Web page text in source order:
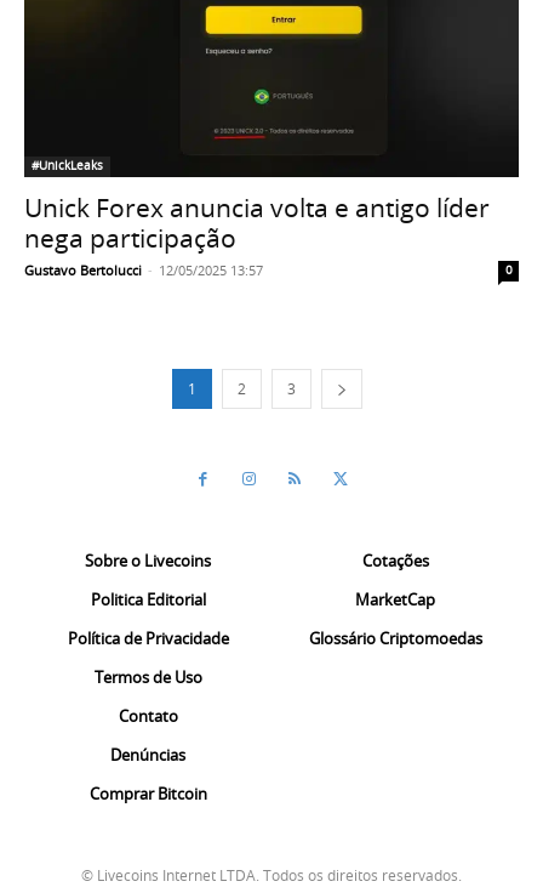
#UnickLeaks
Unick Forex anuncia volta e antigo líder
nega participação
Gustavo Bertolucci - 12/05/2025 13:57 0
1 2 3
Sobre o Livecoins
Politica Editorial
Política de Privacidade
Termos de Uso
Contato
Denúncias
Comprar Bitcoin
Cotações
MarketCap
Glossário Criptomoedas
© Livecoins Internet LTDA. Todos os direitos reservados.